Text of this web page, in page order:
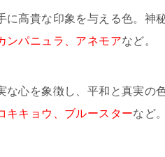
に高貴な印象を与える色。神
ンパニュラ、アネモアなど。
な心を象徴し、平和と真実の
キキョウ、ブルースターなど。